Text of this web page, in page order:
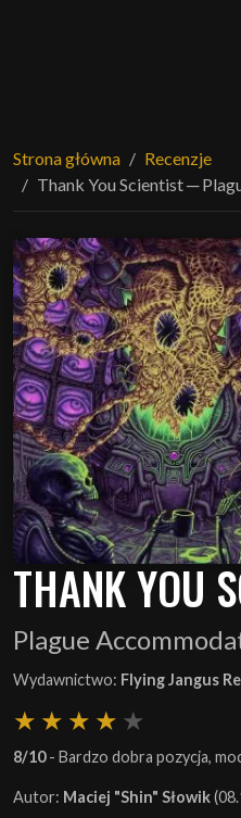
Strona główna
Recenzje
Thank You Scientist ─
THANK YOU
Plague
Wydawnictwo: Flying Jangus
8/10- Bardzo dobra pozycja,
Autor: Maciej "Shin" Słowik